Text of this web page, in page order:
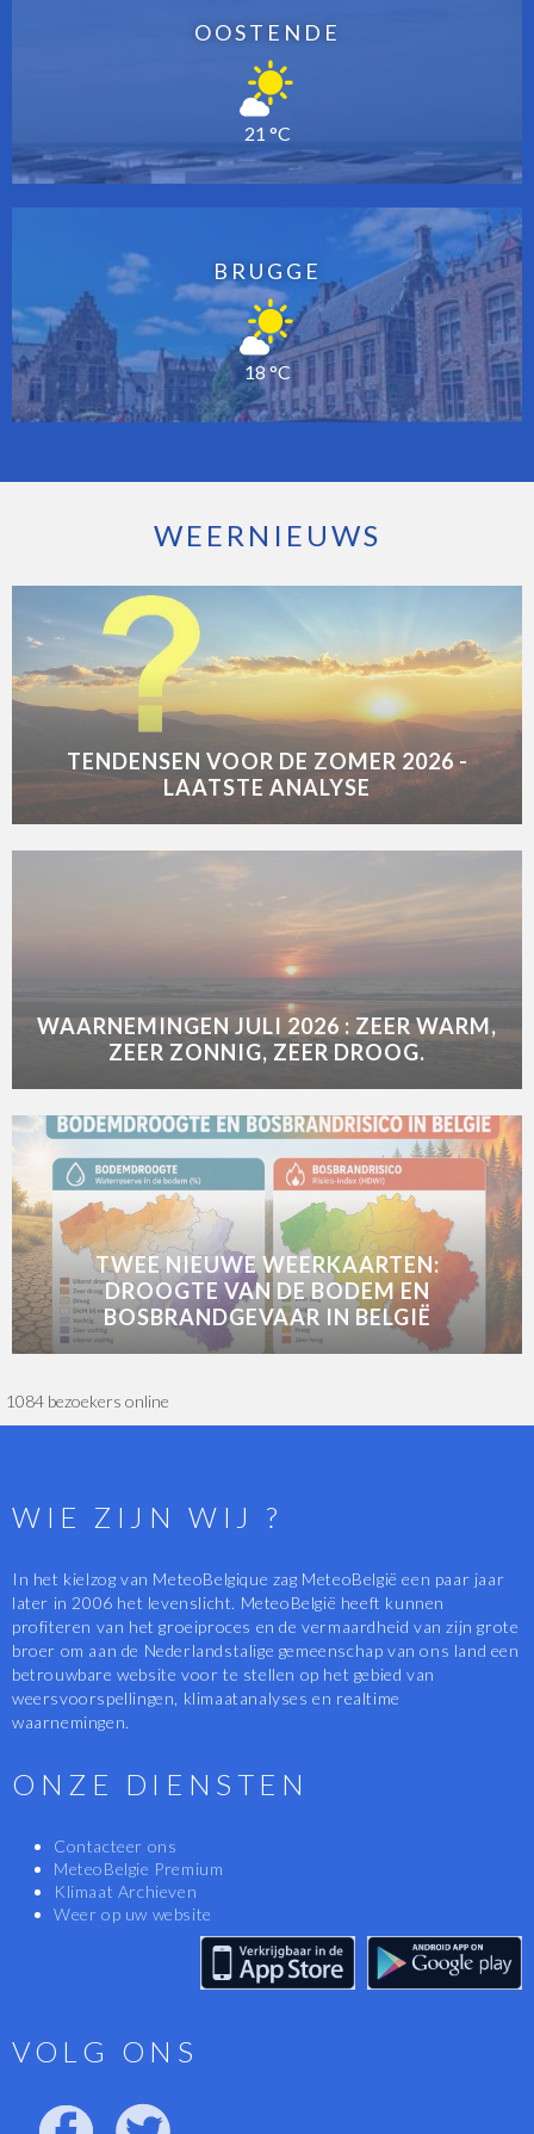
OOSTENDE
21 °C
BRUGGE
18 °C
WEERNIEUWS
TENDENSEN VOOR DE ZOMER 2026 -
LAATSTE ANALYSE
WAARNEMINGEN JULI 2026 : ZEER WARM,
ZEER ZONNIG, ZEER DROOG.
TWEE NIEUWE WEERKAARTEN:
DROOGTE VAN DE BODEM EN
BOSBRANDGEVAAR IN BELGIË
1084 bezoekers online
WIE ZIJN WIJ ?
In het kielzog van MeteoBelgique zag MeteoBelgië een paar jaar
later in 2006 het levenslicht. MeteoBelgië heeft kunnen
profiteren van het groeiproces en de vermaardheid van zijn grote
broer om aan de Nederlandstalige gemeenschap van ons land een
betrouwbare website voor te stellen op het gebied van
weersvoorspellingen, klimaatanalyses en realtime
waarnemingen.
ONZE DIENSTEN
Contacteer ons
MeteoBelgie Premium
Klimaat Archieven
Weer op uw website
VOLG ONS